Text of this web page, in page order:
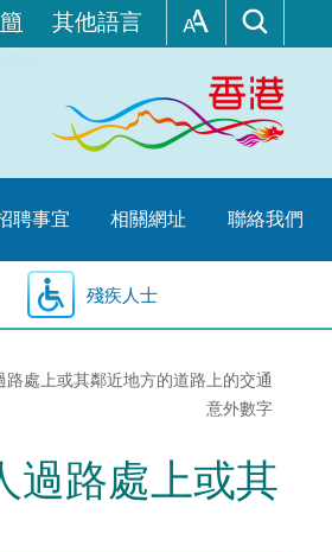
簡 其他語言
聘事宜 相關網址 聯絡我們
殘疾人士
處上或其鄰近地方的道路上的交通
意外數字
過路處上或其